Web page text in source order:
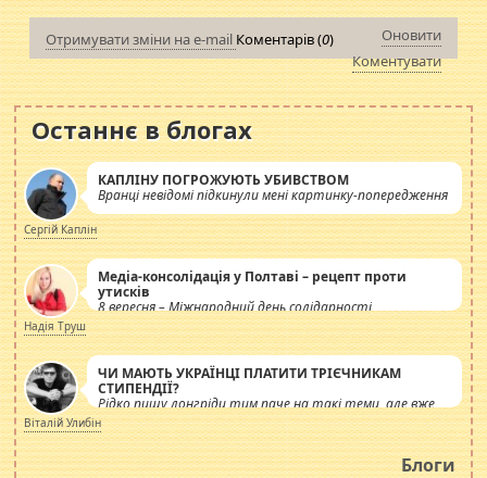
Отримувати зміни на e-mail Коментарів (0)
Оновити
Коментувати
Останнє в блогах
КАПЛІНУ ПОГРОЖУЮТЬ УБИВСТВОМ
Вранці невідомі підкинули мені картинку-попередження
Сергій Каплін
Медіа-консолідація у Полтаві – рецепт проти
утисків
8 вересня – Міжнародний день солідарності
журналістів.
Надія Труш
ЧИ МАЮТЬ УКРАЇНЦІ ПЛАТИТИ ТРІЄЧНИКАМ
СТИПЕНДІЇ?
Рідко пишу лонгріди тим паче на такі теми, але вже
просто дістало! Обурюють сьогоднішні інсенуації
навколо стипендіального питання. Штучно
роздувається ще одна соціальна катастрофа.
Віталій Улибін
Блоги